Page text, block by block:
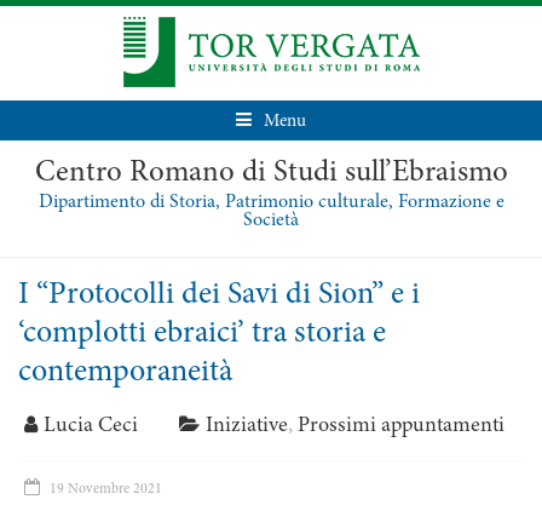
Menu
Centro Romano di Studi sull’Ebraismo
Dipartimento di Storia, Patrimonio culturale, Formazione e
Società
I “Protocolli dei Savi di Sion” e i
‘complotti ebraici’ tra storia e
contemporaneità
Lucia Ceci Iniziative, Prossimi appuntamenti
19 Novembre 2021